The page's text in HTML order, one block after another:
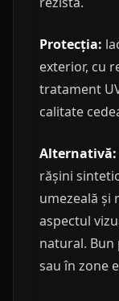
Protecția:
exterior, cu
tratament
calitate
Alternativă:
rășini
umezeală și
aspectul
natural. Bun
sau în zone